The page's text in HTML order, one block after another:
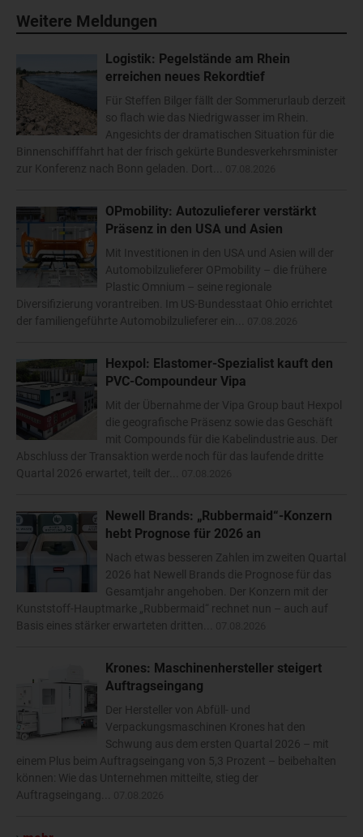
Weitere Meldungen
Logistik: Pegelstände am Rhein
erreichen neues Rekordtief
Für Steffen Bilger fällt der Sommerurlaub derzeit
so flach wie das Niedrigwasser im Rhein.
Angesichts der dramatischen Situation für die
Binnenschifffahrt hat der frisch gekürte Bundesverkehrsminister
zur Konferenz nach Bonn geladen. Dort...
OPmobility: Autozulieferer verstärkt
Präsenz in den USA und Asien
Mit Investitionen in den USA und Asien will der
Automobilzulieferer OPmobility – die frühere
Plastic Omnium – seine regionale
Diversifizierung vorantreiben. Im US-Bundesstaat Ohio errichtet
der familiengeführte Automobilzulieferer ein...
Hexpol: Elastomer-Spezialist kauft den
PVC-Compoundeur Vipa
Mit der Übernahme der Vipa Group baut Hexpol
die geografische Präsenz sowie das Geschäft
mit Compounds für die Kabelindustrie aus. Der
Abschluss der Transaktion werde noch für das laufende dritte
Quartal 2026 erwartet, teilt der...
Newell Brands: „Rubbermaid“-Konzern
hebt Prognose für 2026 an
Nach etwas besseren Zahlen im zweiten Quartal
2026 hat Newell Brands die Prognose für das
Gesamtjahr angehoben. Der Konzern mit der
Kunststoff-Hauptmarke „Rubbermaid“ rechnet nun – auch auf
Basis eines stärker erwarteten dritten...
Krones: Maschinenhersteller steigert
Auftragseingang
Der Hersteller von Abfüll- und
Verpackungsmaschinen Krones hat den
Schwung aus dem ersten Quartal 2026 – mit
einem Plus beim Auftragseingang von 5,3 Prozent – beibehalten
können: Wie das Unternehmen mitteilte, stieg der
Auftragseingang...